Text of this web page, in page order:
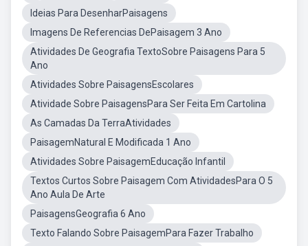
Ideias Para DesenharPaisagens
Imagens De Referencias DePaisagem 3 Ano
Atividades De Geografia TextoSobre Paisagens Para 5
Ano
Atividades Sobre PaisagensEscolares
Atividade Sobre PaisagensPara Ser Feita Em Cartolina
As Camadas Da TerraAtividades
PaisagemNatural E Modificada 1 Ano
Atividades Sobre PaisagemEducação Infantil
Textos Curtos Sobre Paisagem Com AtividadesPara O 5
Ano Aula De Arte
PaisagensGeografia 6 Ano
Texto Falando Sobre PaisagemPara Fazer Trabalho